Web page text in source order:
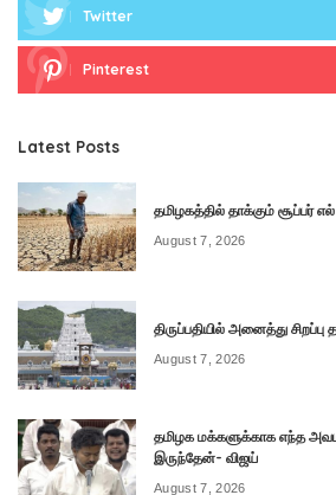
Twitter
Pinterest
Latest Posts
தமிழகத்தில் தாக்கும் சூப்பர்
August 7, 2026
திருப்பதியில் அனைத்து
August 7, 2026
தமிழக மக்களுக்காக எந்த
இருந்தேன்- விஜய்
August 7, 2026